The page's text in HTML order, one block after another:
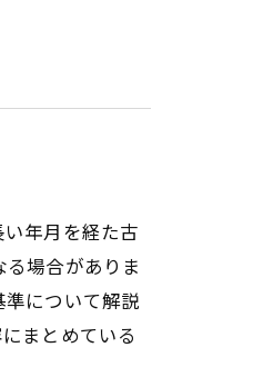
年月を経た古
場合がありま
について解説
まとめている